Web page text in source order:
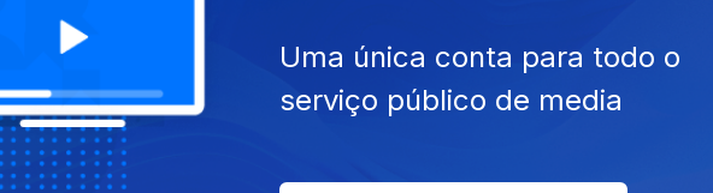
29 mai. 2015 22 mai. 2015
Uma única conta para todo o
serviço público de media